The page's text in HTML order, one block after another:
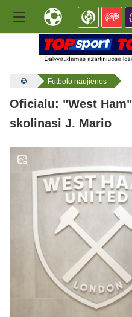
Futbolo naujienos
Oficialu: "West
skolinasi J. Mario